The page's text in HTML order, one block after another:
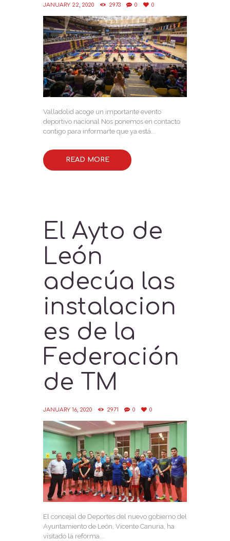
JANUARY 22, 2020 2973 0 0
Valladolid acoge un importante evento
deportivo nacional Nos ponemos en contacto
contigo para informarte que ya está...
READ MORE
El Ayto de
León
adecúa las
instalacion
es de la
Federación
de TM
JANUARY 16, 2020 2971 0 0
El concejal de Deportes del nuevo gobierno del
Ayuntamiento de León, Vicente Canuria, ha
visitado la reforma...